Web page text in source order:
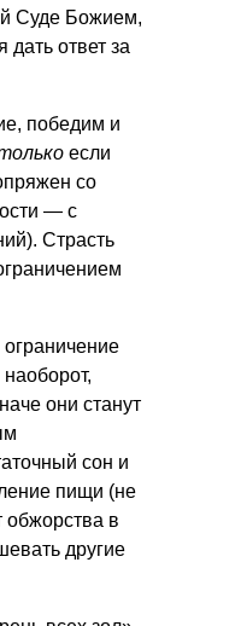
Суде Божием,
дать ответ за
победим и
если
со
— с
Страсть
ограничение
они станут
сон и
пищи (не
обжорства в
другие